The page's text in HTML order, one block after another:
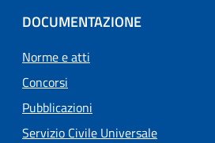
DOCUMENTAZIONE
Norme e atti
Concorsi
Pubblicazioni
Servizio Civile Universale